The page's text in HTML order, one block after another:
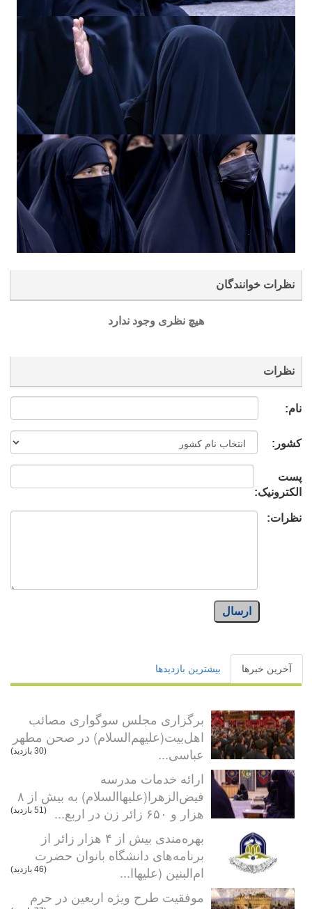
نظرات خوانندگان
هیچ نظری وجود ندارد
نظرات
نام:
کشور:
پست
الکترونیک:
نظرات:
ارسال
آخرین خبرها بیشترین بازدیدها
برگزاری مجلس سوگواری مصائب
اهل‌بیت(علیهم‌السلام) در صحن مطهر
عباسی...
(30 بازدید)
ارائه خدمات مدرسه
فیض‌الزهرا(علیهاالسلام) به بیش از ۸
هزار و ۶۵۰ زائر زن در اربع...
(51 بازدید)
بهره‌مندی بیش از ۴ هزار زائر از
برنامه‌های دانشگاه بانوان حضرت
ام‌البنین (علیهاا...
(46 بازدید)
موفقیت طرح ویژه اربعین در حرم